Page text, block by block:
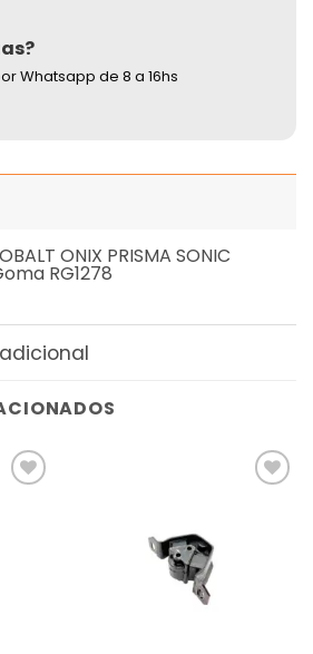
Whatsapp de 8 a 16hs
ONIX PRISMA SONIC
RG1278